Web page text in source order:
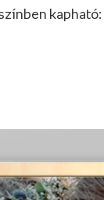
kapható: